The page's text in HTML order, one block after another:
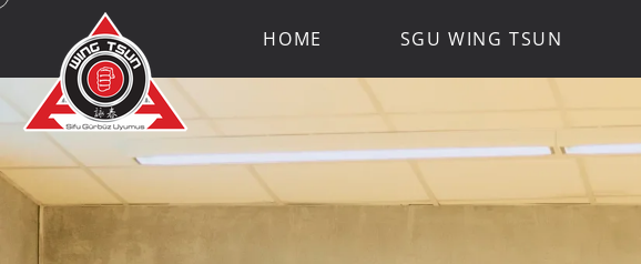
HOME SGU WING TSUN